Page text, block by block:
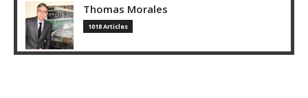
Thomas Morales
1018 Articles